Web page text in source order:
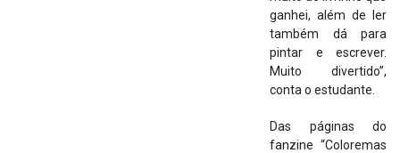
ganhei, além de ler
também dá para
pintar e escrever.
Muito divertido”,
conta o estudante.
Das páginas do
fanzine “Coloremas